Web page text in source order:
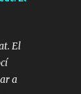
El
a